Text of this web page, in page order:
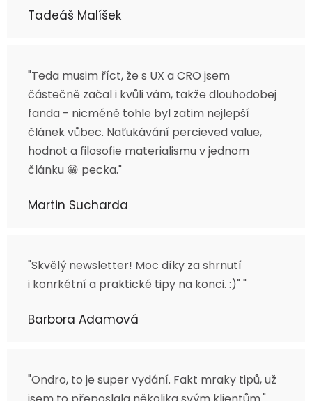
Tadeáš Malíšek
"Teda musim říct, že s UX a CRO jsem
částečně začal i kvůli vám, takže dlouhodobej
fanda - nicméně tohle byl zatim nejlepší
článek vůbec. Naťukávání percieved value,
hodnot a filosofie materialismu v jednom
článku 😁 pecka."
Martin Sucharda
"Skvělý newsletter! Moc díky za shrnutí
i konrkétní a praktické tipy na konci. :)" "
Barbora Adamová
"Ondro, to je super vydání. Fakt mraky tipů, už